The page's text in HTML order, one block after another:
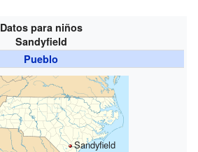
Datos para niños
Sandyfield
Pueblo
Sandyfield